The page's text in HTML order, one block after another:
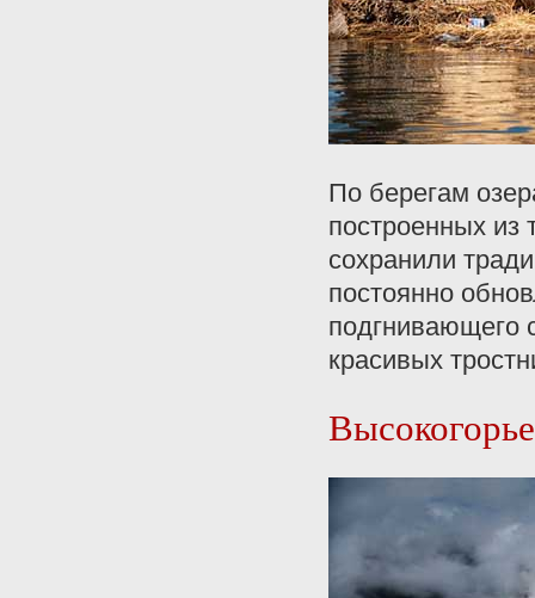
По берегам
построенных из
сохранили
постоянно
подгнивающего
красивых